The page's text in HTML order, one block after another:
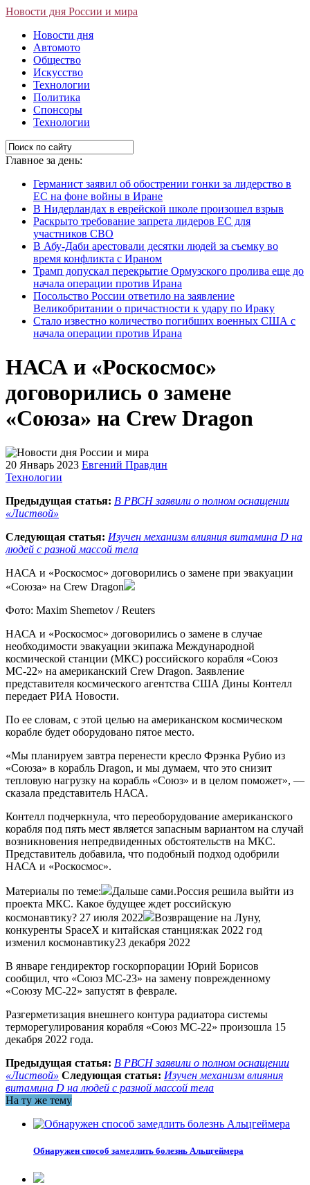
Новости дня России и мира
Новости дня
Автомото
Общество
Искусство
Технологии
Политика
Спонсоры
Технологии
Главное за день:
Германист заявил об обострении гонки за лидерство в
ЕС на фоне войны в Иране
В Нидерландах в еврейской школе произошел взрыв
Раскрыто требование запрета лидеров ЕС для
участников СВО
В Абу-Даби арестовали десятки людей за съемку во
время конфликта с Ираном
Трамп допускал перекрытие Ормузского пролива еще до
начала операции против Ирана
Посольство России ответило на заявление
Великобритании о причастности к удару по Ираку
Стало известно количество погибших военных США с
начала операции против Ирана
НАСА и «Роскосмос»
договорились о замене
«Союза» на Crew Dragon
20 Январь 2023 Евгений Правдин
Технологии
Предыдущая статья: В РВСН заявили о полном оснащении
«Листвой»
Следующая статья: Изучен механизм влияния витамина D на
людей с разной массой тела
НАСА и «Роскосмос» договорились о замене при эвакуации
«Союза» на Crew Dragon
Фото: Maxim Shemetov / Reuters
НАСА и «Роскосмос» договорились о замене в случае
необходимости эвакуации экипажа Международной
космической станции (МКС) российского корабля «Союз
МС-22» на американский Crew Dragon. Заявление
представителя космического агентства США Дины Контелл
передает РИА Новости.
По ее словам, с этой целью на американском космическом
корабле будет оборудовано пятое место.
«Мы планируем завтра перенести кресло Фрэнка Рубио из
«Союза» в корабль Dragon, и мы думаем, что это снизит
тепловую нагрузку на корабль «Союз» и в целом поможет», —
сказала представитель НАСА.
Контелл подчеркнула, что переоборудование американского
корабля под пять мест является запасным вариантом на случай
возникновения непредвиденных обстоятельств на МКС.
Представитель добавила, что подобный подход одобрили
НАСА и «Роскосмос».
Материалы по теме:
Дальше сами.Россия решила выйти из
проекта МКС. Какое будущее ждет российскую
космонавтику? 27 июля 2022
Возвращение на Луну,
конкуренты SpaceX и китайская станция:как 2022 год
изменил космонавтику23 декабря 2022
В январе гендиректор госкорпорации Юрий Борисов
сообщил, что «Союз МС-23» на замену поврежденному
«Союзу МС-22» запустят в феврале.
Разгерметизация внешнего контура радиатора системы
терморегулирования корабля «Союз МС-22» произошла 15
декабря 2022 года.
Предыдущая статья: В РВСН заявили о полном оснащении
«Листвой» Следующая статья: Изучен механизм влияния
витамина D на людей с разной массой тела
На ту же тему
Обнаружен способ замедлить болезнь Альцгеймера